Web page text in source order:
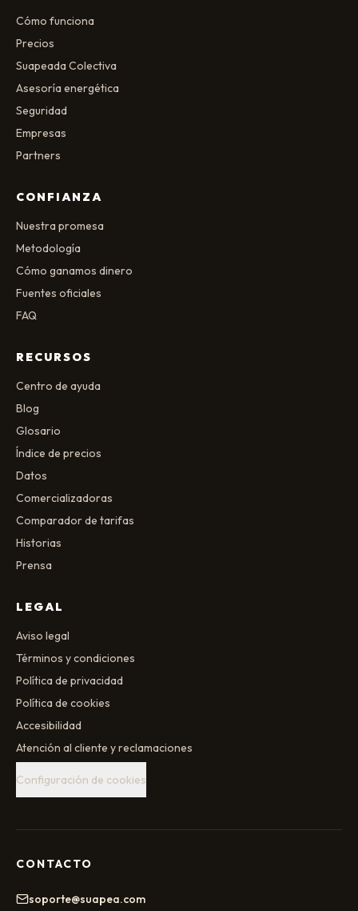
Cómo funciona
Precios
Suapeada Colectiva
Asesoría energética
Seguridad
Empresas
Partners
CONFIANZA
Nuestra promesa
Metodología
Cómo ganamos dinero
Fuentes oficiales
FAQ
RECURSOS
Centro de ayuda
Blog
Glosario
Índice de precios
Datos
Comercializadoras
Comparador de tarifas
Historias
Prensa
LEGAL
Aviso legal
Términos y condiciones
Política de privacidad
Política de cookies
Accesibilidad
Atención al cliente y reclamaciones
Configuración de cookies
CONTACTO
soporte@suapea.com